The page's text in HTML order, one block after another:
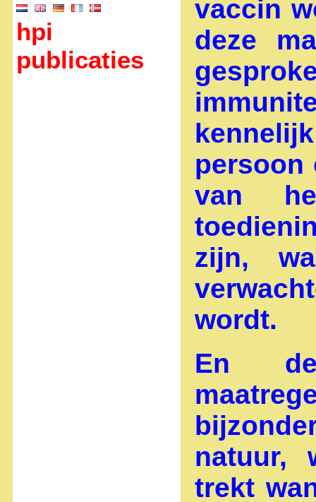
hpi
publicaties
vaccin
deze
persoon
van
zijn,
wordt.
En de
natuur,
trekt